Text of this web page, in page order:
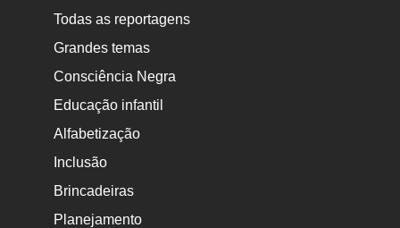
Todas as reportagens
Grandes temas
Consciência Negra
Educação infantil
Alfabetização
Inclusão
Brincadeiras
Planejamento